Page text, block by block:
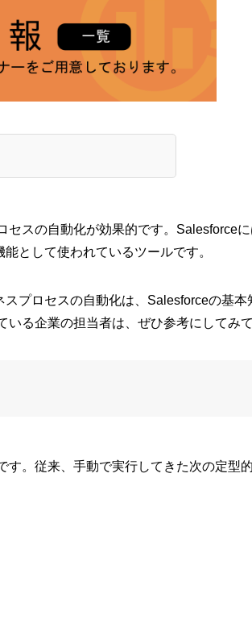
スの自動化が効果的です。Salesforce
として使われているツールです。
プロセスの自動化は、Salesforceの基本
る企業の担当者は、ぜひ参考にしてみて
。従来、手動で実行してきた次の定型